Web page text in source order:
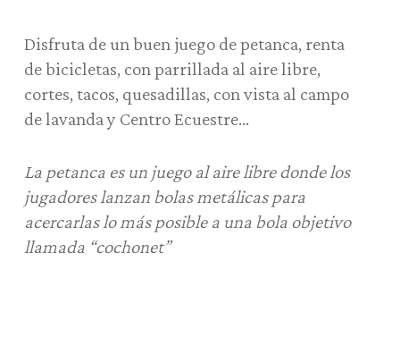
Disfruta de un buen juego de petanca, renta
de bicicletas, con parrillada al aire libre,
cortes, tacos, quesadillas, con vista al campo
de lavanda y Centro Ecuestre…
La petanca es un juego al aire libre donde los
jugadores lanzan bolas metálicas para
acercarlas lo más posible a una bola objetivo
llamada “cochonet”